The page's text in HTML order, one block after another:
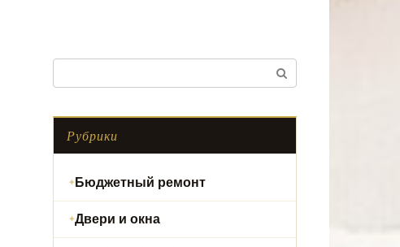
Рубрики
Бюджетный ремонт
Двери и окна